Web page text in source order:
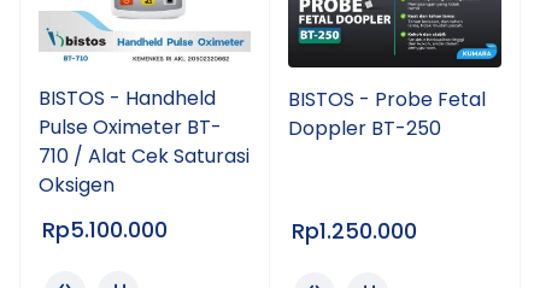
BISTOS - Handheld
Pulse Oximeter BT-
710 / Alat Cek Saturasi
Oksigen
Rp5.100.000
BISTOS - Probe Fetal
Doppler BT-250
Rp1.250.000